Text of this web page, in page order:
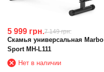
5 999 грн.7 149 грн.
Скамья универсальная Marbo
Sport MH-L111
Нет в наличии